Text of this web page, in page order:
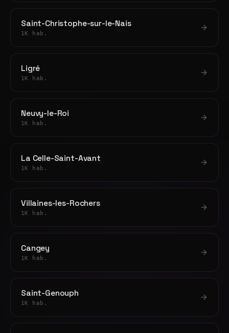
Saint-Christophe-sur-le-Nais
1K hab.
Ligré
1K hab.
Neuvy-le-Roi
1K hab.
La Celle-Saint-Avant
1K hab.
Villaines-les-Rochers
1K hab.
Cangey
1K hab.
Saint-Genouph
1K hab.